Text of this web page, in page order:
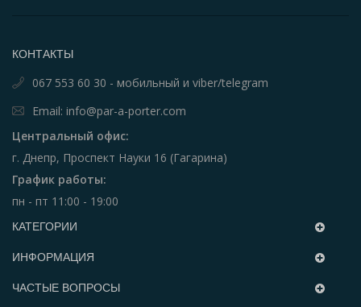
КОНТАКТЫ
067 553 60 30 - мобильный и viber/telegram
Email: info@par-a-porter.com
Центральный офис:
г. Днепр, Проспект Науки 16 (Гагарина)
График работы:
пн - пт 11:00 - 19:00
КАТЕГОРИИ
ИНФОРМАЦИЯ
ЧАСТЫЕ ВОПРОСЫ